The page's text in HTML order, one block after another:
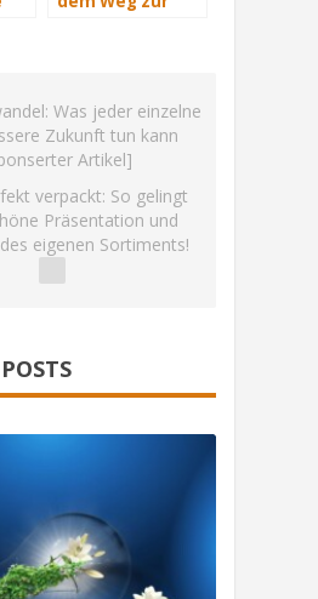
Was jeder einzelne
Zukunft tun kann
Artikel]
verpackt: So gelingt
Präsentation und
eigenen Sortiments!